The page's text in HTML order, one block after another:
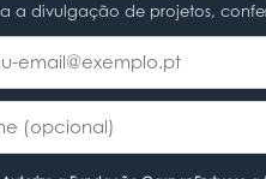
a divulgação de projetos,